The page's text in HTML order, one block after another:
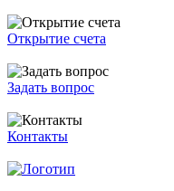
Открытие счета
Задать вопрос
Контакты